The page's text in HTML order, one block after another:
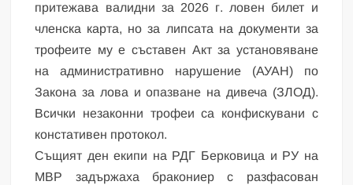
притежава валидни за 2026 г. ловен билет и
членска карта, но за липсата на документи за
трофеите му е съставен Акт за установяване
на административно нарушение (АУАН) по
Закона за лова и опазване на дивеча (ЗЛОД).
Всички незаконни трофеи са конфискувани с
констативен протокол.
Същият ден екипи на РДГ Берковица и РУ на
МВР задържаха бракониер с разфасован